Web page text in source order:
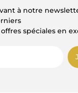
à notre
spéciales en